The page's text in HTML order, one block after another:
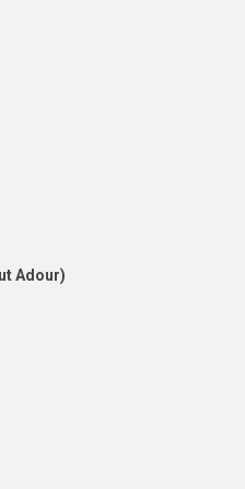
Adour)